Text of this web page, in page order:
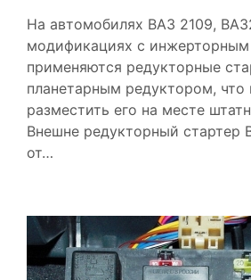
На автомобилях ВАЗ 2109,
модификациях с инжерторным
применяются редукторные
планетарным редуктором, что
разместить его на месте
Внешне редукторный стартер
от…